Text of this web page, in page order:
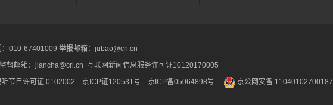
010-67401009 举报邮箱：jubao@cri.cn
督邮箱：jiancha@cri.cn 互联网新闻信息服务许可证10120170005
听节目许可证 0102002 京ICP证120531号 京ICP备05064898号 京公网安备